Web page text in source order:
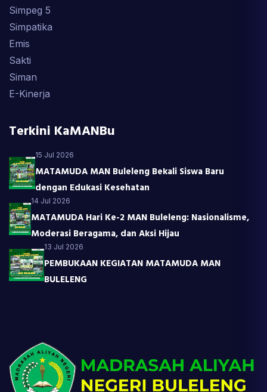
Simpeg 5
Simpatika
Emis
Sakti
Siman
E-Kinerja
Terkini KaMANBu
15 Jul 2026
MATAMUDA MAN Buleleng Bekali Siswa Baru
dengan Edukasi Kesehatan
14 Jul 2026
MATAMUDA Hari Ke-2 MAN Buleleng: Nasionalisme,
Moderasi Beragama, dan Aksi Hijau
13 Jul 2026
PEMBUKAAN KEGIATAN MATAMUDA MAN
BULELENG